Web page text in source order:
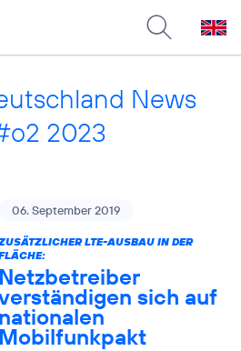
News
2023
06. September 2019
LTE-AUSBAU IN DER
Netzbetreiber
sich auf
nationalen
Mobilfunkpakt